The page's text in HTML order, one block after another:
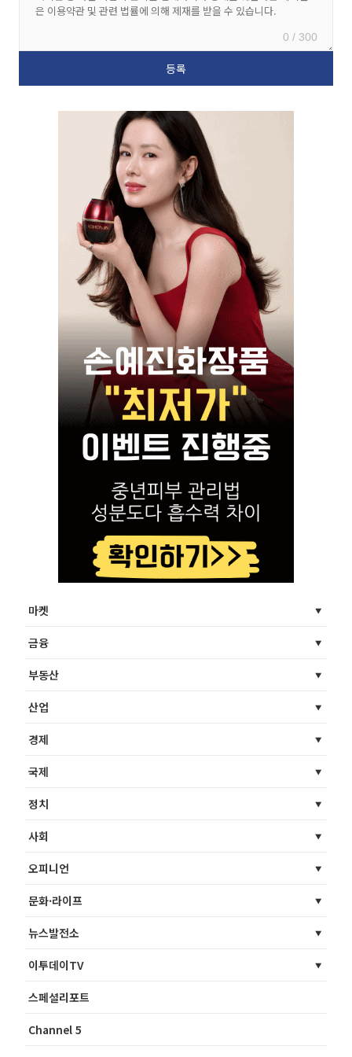
0 / 300
마켓
금융
부동산
산업
경제
국제
정치
사회
오피니언
문화·라이프
뉴스발전소
이투데이TV
스페셜리포트
Channel 5